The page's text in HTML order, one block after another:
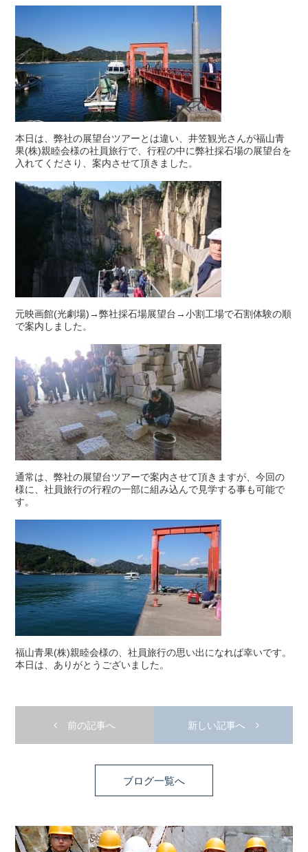
本日は、弊社の展望台ツアーとは違い、井笠観光さんが福山青
果(株)親睦会様の社員旅行で、行程の中に弊社採石場の展望台を
入れてくださり、案内させて頂きました。
元映画館(光劇場)→弊社採石場展望台→小割工場で石割体験の順
で案内しました。
通常は、弊社の展望台ツアーで案内させて頂きますが、今回の
様に、社員旅行の行程の一部に組み込んで見学する事も可能で
す。
福山青果(株)親睦会様の、社員旅行の思い出になれば幸いです。
本日は、ありがとうございました。
前の記事へ 新しい記事へ
ブログ一覧へ